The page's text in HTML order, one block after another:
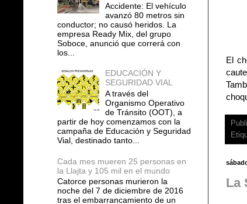
El
La
Accidente: El vehículo
avanzó 80 metros sin
conductor; no causó heridos. La
empresa Ready Mix, del grupo
Soboce, anunció que correrá con
los...
EDUCACIÓN Y
SEGURIDAD VIAL
A través del
Organismo Operativo
de Tránsito (OOT), a
partir de hoy comenzamos con la
campaña de Educación y Seguridad
Vial, destinado tanto...
Cada mes mueren 25 personas en
la Llajta y 105 mil en el mundo
Catorce personas murieron la
noche del 7 de diciembre de 2016
tras el embarrancamiento de un